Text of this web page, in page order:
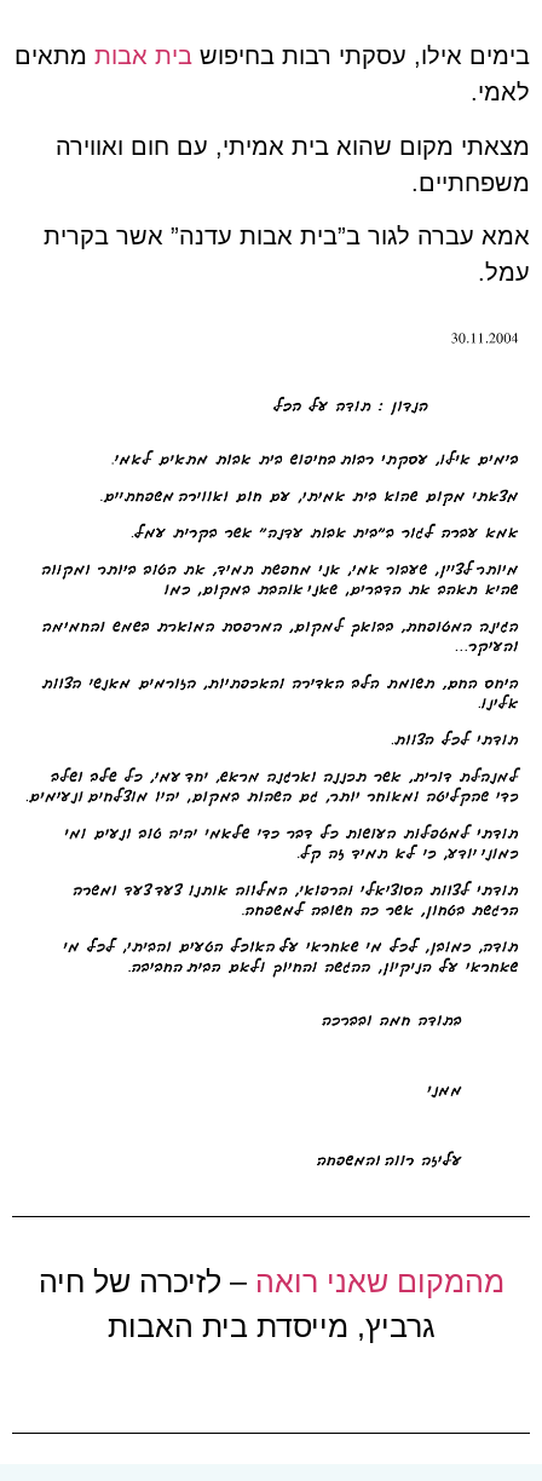
בימים אילו, עסקתי רבות בחיפוש בית אבות מתאים
לאמי.
מצאתי מקום שהוא בית אמיתי, עם חום ואווירה
משפחתיים.
אמא עברה לגור ב”בית אבות עדנה” אשר בקרית
עמל.
מהמקום שאני רואה – לזיכרה של חיה
גרביץ, מייסדת בית האבות